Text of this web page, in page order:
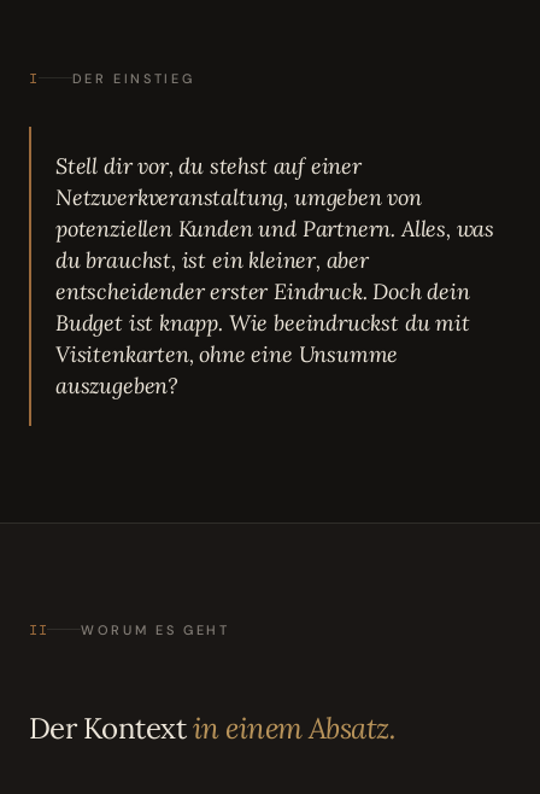
I DER EINSTIEG
Stell dir vor, du stehst auf einer
Netzwerkveranstaltung, umgeben von
potenziellen Kunden und Partnern. Alles, was
du brauchst, ist ein kleiner, aber
entscheidender erster Eindruck. Doch dein
Budget ist knapp. Wie beeindruckst du mit
Visitenkarten, ohne eine Unsumme
auszugeben?
II WORUM ES GEHT
Der Kontextin einem Absatz.